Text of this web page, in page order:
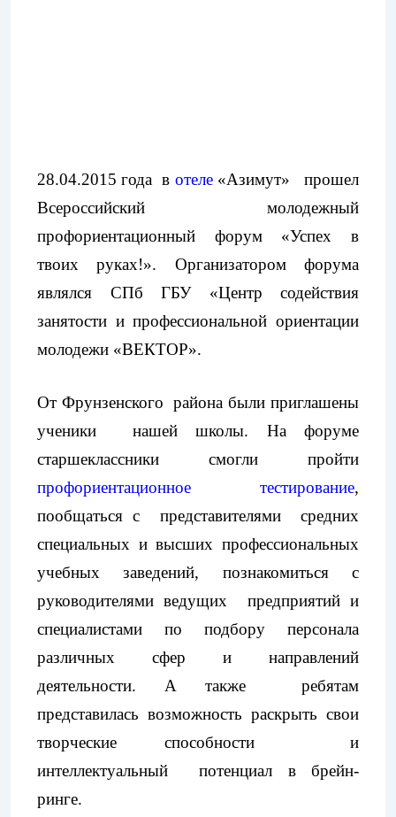
28.04.2015 года в отеле«Азимут» прошел
Всероссийский молодежный
профориентационный форум «Успех в
твоих руках!». Организатором форума
являлся СПб ГБУ «Центр содействия
занятости и профессиональной ориентации
молодежи «ВЕКТОР».
От Фрунзенского района были приглашены
ученики нашей школы. На форуме
старшеклассники смогли пройти
профориентационное тестирование,
пообщаться с представителями средних
специальных и высших профессиональных
учебных заведений, познакомиться с
руководителями ведущих предприятий и
специалистами по подбору персонала
различных сфер и направлений
деятельности. А также ребятам
представилась возможность раскрыть свои
творческие способности и
интеллектуальный потенциал в брейн-
ринге.